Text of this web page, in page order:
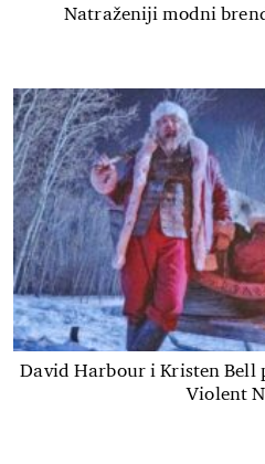
Natraženiji modni
David Harbour i Kristen Bell
Violent